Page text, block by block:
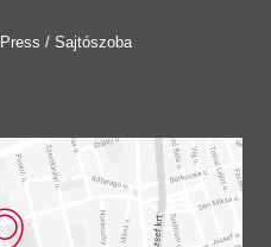
Press / Sajtószoba